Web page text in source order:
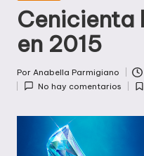
Cenicienta
en 2015
Publicado
por
Por Anabella Parmigiano
No hay comentarios